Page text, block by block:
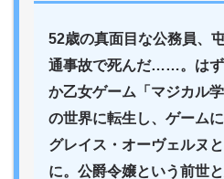
52歳の真面目な公務員、
通事故で死んだ……。はず
か乙女ゲーム「マジカル
の世界に転生し、ゲーム
グレイス・オーヴェルヌ
に。公爵令嬢という前世